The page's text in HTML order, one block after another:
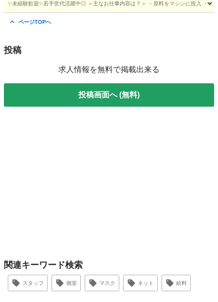
✨未経験歓迎✨若手世代活躍中◎ ＜主なお仕事内容は？＞ ・原料をマシンに投入 ・
ページTOPへ
投稿
求人情報を無料で掲載出来る
投稿画面へ (無料)
関連キーワード検索
スタッフ 個室 マスク ネット 給料